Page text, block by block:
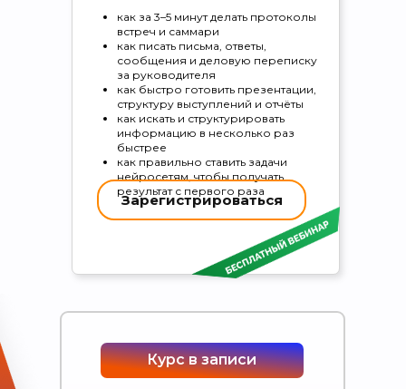
как за 3–5 минут делать протоколы
встреч и саммари
как писать письма, ответы,
сообщения и деловую переписку
за руководителя
как быстро готовить презентации,
структуру выступлений и отчёты
как искать и структурировать
информацию в несколько раз
быстрее
как правильно ставить задачи
нейросетям, чтобы получать
результат с первого раза
Зарегистрироваться
Зарегистрироваться
Курс в записи